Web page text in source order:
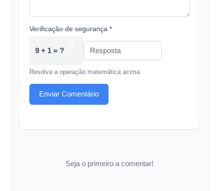
Verificação de segurança *
9 + 1 = ?
Resolva a operação matemática acima
Enviar Comentário
Seja o primeiro a comentar!